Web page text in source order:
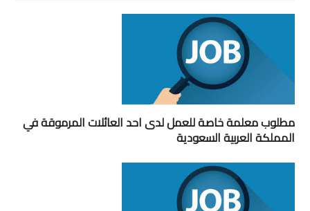
مطلوب معلمة خاصة للعمل لدى احد العائلات المرموقة في
المملكة العربية السعودية